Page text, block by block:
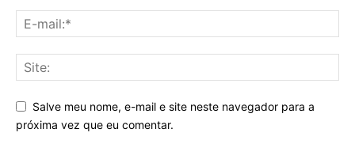
Salve meu nome, e-mail e site neste navegador para a
próxima vez que eu comentar.